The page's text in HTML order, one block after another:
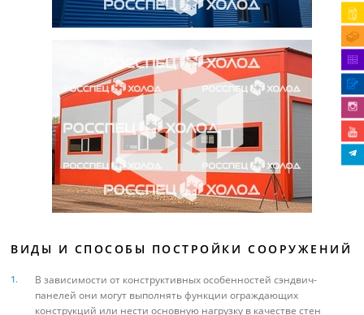
ВИДЫ И СПОСОБЫ ПОСТРОЙКИ СООРУЖЕНИЙ
В зависимости от конструктивных особенностей сэндвич-
панелей они могут выполнять функции ограждающих
конструкций или нести основную нагрузку в качестве стен